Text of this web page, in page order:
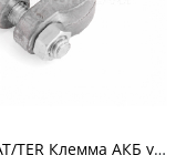
106 BAT/TER Клемма АКБ универсальная крепление жилы винтом специальный свинцовый сплав 1шт